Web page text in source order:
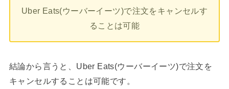
Uber Eats(ウーバーイーツ)で注文をキャンセルす
ることは可能
結論から言うと、Uber Eats(ウーバーイーツ)で注文を
キャンセルすることは可能です。